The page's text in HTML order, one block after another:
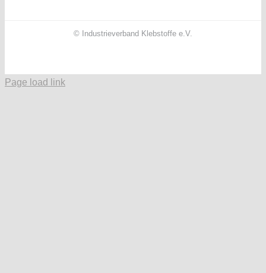
© Industrieverband Klebstoffe e.V.
Page load link